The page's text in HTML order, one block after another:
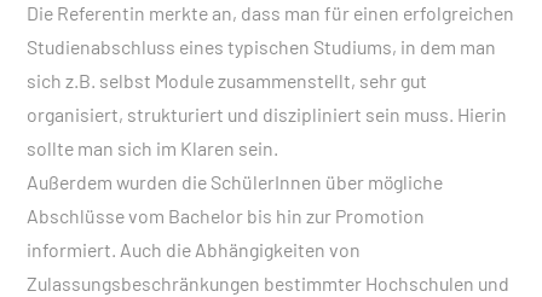
Die Referentin merkte an, dass man für einen erfolgreichen
Studienabschluss eines typischen Studiums, in dem man
sich z.B. selbst Module zusammenstellt, sehr gut
organisiert, strukturiert und diszipliniert sein muss. Hierin
sollte man sich im Klaren sein.
Außerdem wurden die SchülerInnen über mögliche
Abschlüsse vom Bachelor bis hin zur Promotion
informiert. Auch die Abhängigkeiten von
Zulassungsbeschränkungen bestimmter Hochschulen und